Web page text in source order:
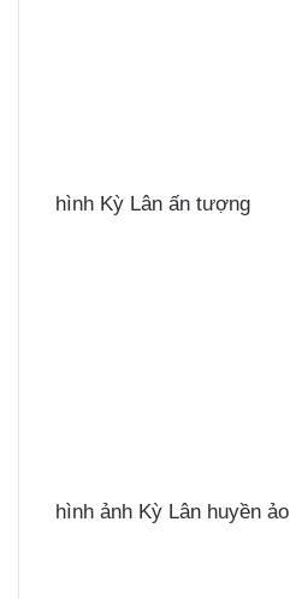
hình Kỳ Lân ấn tượng
hình ảnh Kỳ Lân huyền ảo